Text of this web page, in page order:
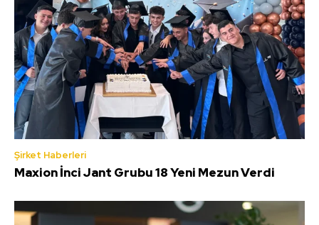
Şirket Haberleri
Maxion İnci Jant Grubu 18 Yeni Mezun Verdi